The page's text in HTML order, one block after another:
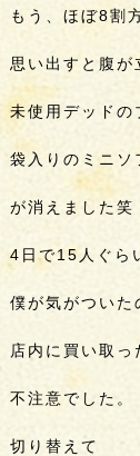
もう、ほぼ8割
思い出すと腹が
未使用デッドの
袋入りのミニソ
が消えました笑
4日で15人ぐら
僕が気がついた
店内に買い取っ
不注意でした。
切り替えて